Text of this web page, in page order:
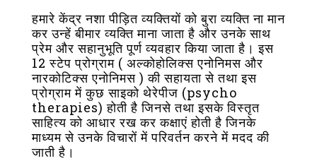
हमारे केंद्र नशा पीड़ित व्यक्तियों को बुरा व्यक्ति ना मान
कर उन्हें बीमार व्यक्ति माना जाता है और उनके साथ
प्रेम और सहानुभूति पूर्ण व्यवहार किया जाता है। इस
12 स्टेप प्रोग्राम ( अल्कोहोलिक्स एनोनिमस और
नारकोटिक्स एनोनिमस ) की सहायता से तथा इस
प्रोग्राम में कुछ साइको थेरेपीज (psycho
therapies) होती है जिनसे तथा इसके विस्तृत
साहित्य को आधार रख कर कक्षाएं होती है जिनके
माध्यम से उनके विचारों में परिवर्तन करने में मदद की
जाती है।